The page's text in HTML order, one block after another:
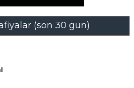
(son 30 gün)